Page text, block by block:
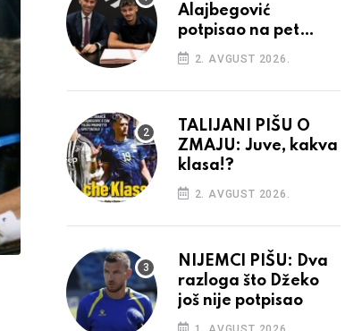
Alajbegović
potpisao na pet
godina
2. AVGUST 2026.
TALIJANI PIŠU O
ZMAJU: Juve, kakva
klasa!?
2. AVGUST 2026.
NIJEMCI PIŠU: Dva
razloga što Džeko
još nije potpisao